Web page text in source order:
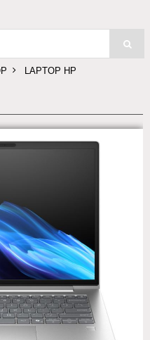
LAPTOP HP